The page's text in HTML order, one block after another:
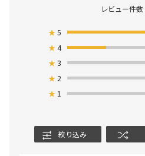
レビュー件
★5
★4
★3
★ 2
★ 1
絞り込み